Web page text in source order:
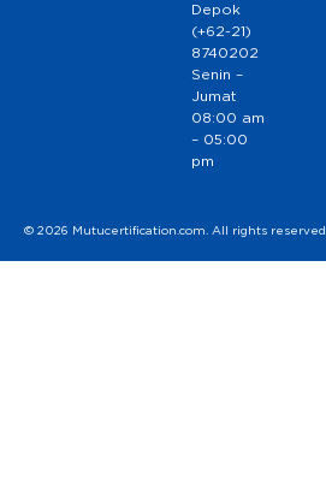
Depok
(+62-21)
8740202
Senin –
Jumat
08:00 am
– 05:00
pm
© 2026 Mutucertification.com. All rights reserved